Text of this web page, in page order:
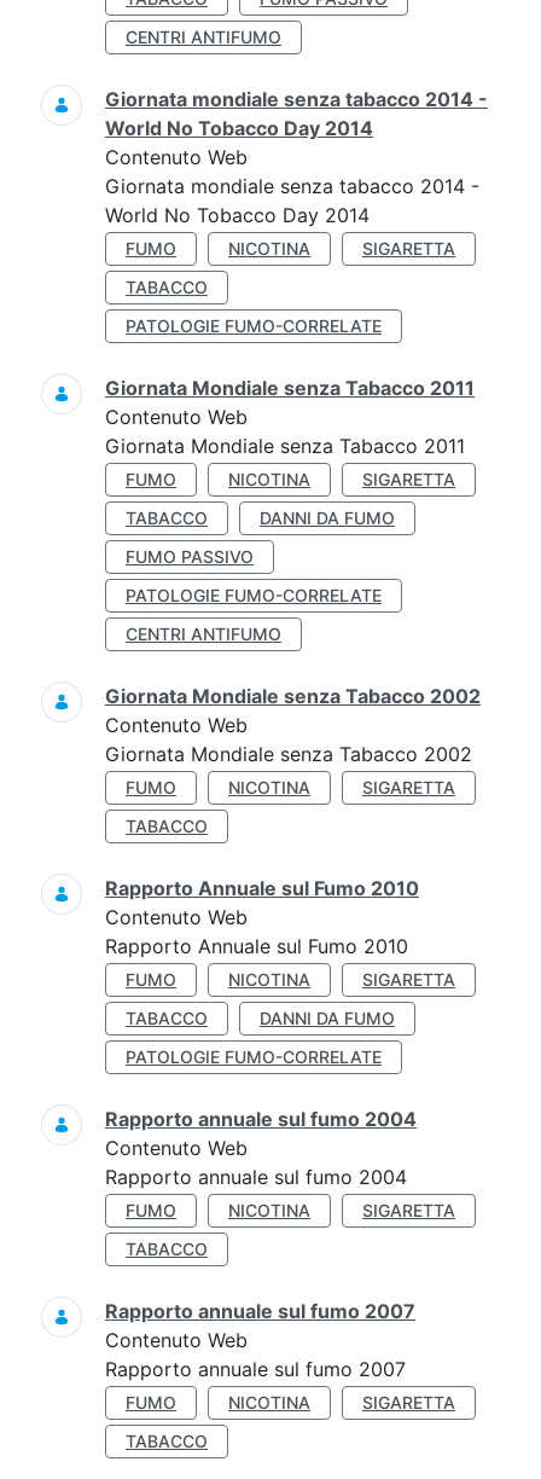
CENTRI ANTIFUMO
Giornata mondiale senza tabacco 2014 -
World No Tobacco Day 2014
Contenuto Web
Giornata mondiale senza tabacco 2014 -
World No Tobacco Day 2014
FUMO NICOTINA
SIGARETTA
TABACCO
PATOLOGIE FUMO-CORRELATE
Giornata Mondiale senza Tabacco 2011
Contenuto Web
Giornata Mondiale senza Tabacco 2011
FUMO NICOTINA
SIGARETTA
TABACCO
DANNI DA FUMO
FUMO PASSIVO
PATOLOGIE FUMO-CORRELATE
CENTRI ANTIFUMO
Giornata Mondiale senza Tabacco 2002
Contenuto Web
Giornata Mondiale senza Tabacco 2002
FUMO NICOTINA
SIGARETTA
TABACCO
Rapporto Annuale sul Fumo 2010
Contenuto Web
Rapporto Annuale sul Fumo 2010
FUMO NICOTINA
SIGARETTA
TABACCO
DANNI DA FUMO
PATOLOGIE FUMO-CORRELATE
Rapporto annuale sul fumo 2004
Contenuto Web
Rapporto annuale sul fumo 2004
FUMO NICOTINA
SIGARETTA
TABACCO
Rapporto annuale sul fumo 2007
Contenuto Web
Rapporto annuale sul fumo 2007
FUMO NICOTINA
SIGARETTA
TABACCO